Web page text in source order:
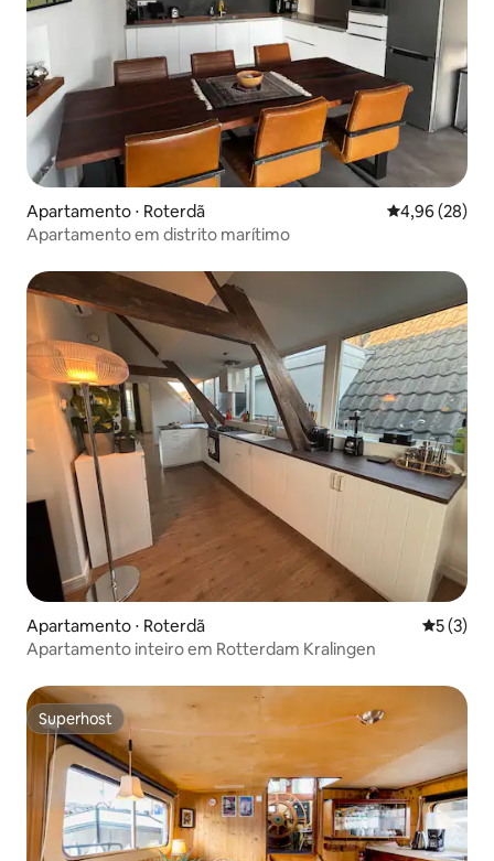
Apartamento ⋅ Roterdã 4,96 de uma
4,96 (28)
Apartamento em distrito marítimo
Apartamento ⋅ Roterdã 5 de
5 (3)
Apartamento inteiro em Rotterdam Kralingen
Superhost
Superhost